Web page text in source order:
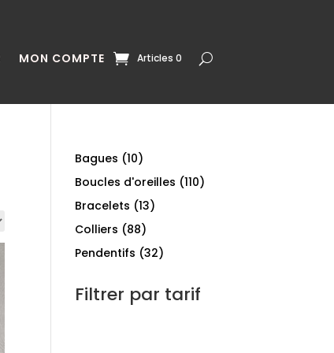
MON COMPTE Articles 0
Bagues 1010
produits
Boucles d'oreilles 110110
Bracelets 1313
Colliers 8888
produits
Pendentifs 3232
Filtrer par tarif